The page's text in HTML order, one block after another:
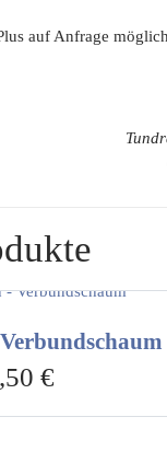
auf Anfrage möglich
€